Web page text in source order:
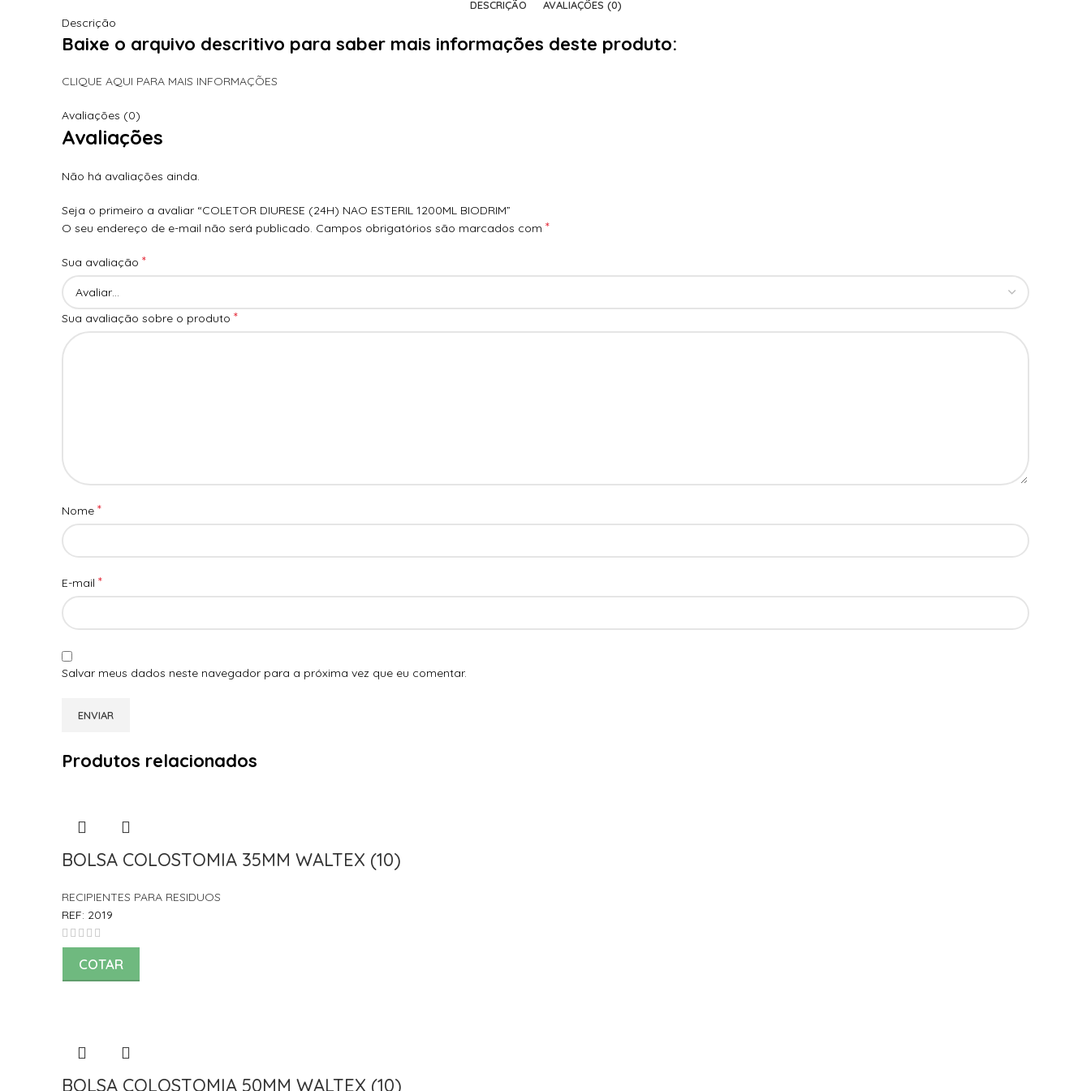
DESCRIÇÃO AVALIAÇÕES (0)
Descrição
Baixe o arquivo descritivo para saber mais informações deste produto:
CLIQUE AQUI PARA MAIS INFORMAÇÕES
Avaliações (0)
Avaliações
Não há avaliações ainda.
Seja o primeiro a avaliar “COLETOR DIURESE (24H) NAO ESTERIL 1200ML BIODRIM”
O seu endereço de e-mail não será publicado. Campos obrigatórios são marcados com *
Sua avaliação *
Sua avaliação sobre o produto *
Nome *
E-mail *
Salvar meus dados neste navegador para a próxima vez que eu comentar.
Produtos relacionados
BOLSA COLOSTOMIA 35MM WALTEX (10)
RECIPIENTES PARA RESIDUOS
REF: 2019
COTAR
BOLSA COLOSTOMIA 50MM WALTEX (10)